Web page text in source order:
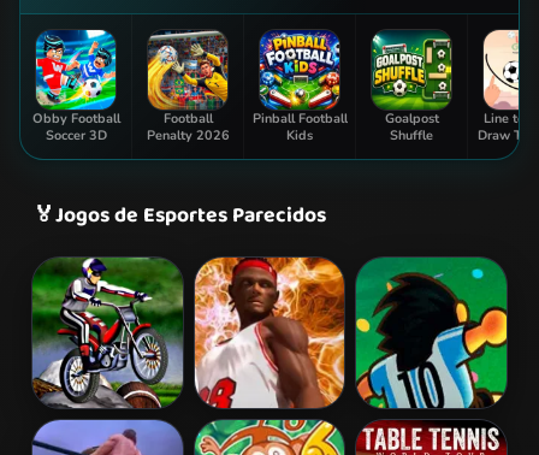
Obby Football
Soccer 3D
Football
Penalty 2026
Pinball Football
Kids
Goalpost
Shuffle
Line to
Draw
🏅Jogos de Esportes Parecidos
Bike Mania Ultimate Swish Foot Chinko